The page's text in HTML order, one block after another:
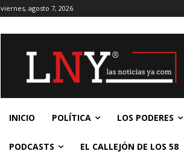
viernes, agosto 7, 2026
INICIO POLÍTICA LOS PODERES
PODCASTS EL CALLEJÓN DE LOS 58